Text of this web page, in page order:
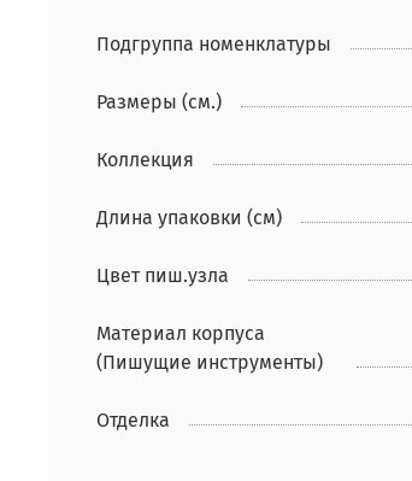
Подгруппа номенклатуры
Размеры (см.)
Коллекция
Длина упаковки (см)
Цвет пиш.узла
Материал корпуса
(Пишущие инструменты)
Отделка